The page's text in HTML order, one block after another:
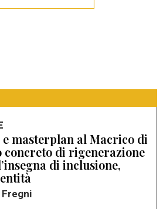
masterplan al Macrico di
concreto di rigenerazione
di inclusione,